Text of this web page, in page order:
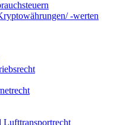
-werten
Lufttransportrecht